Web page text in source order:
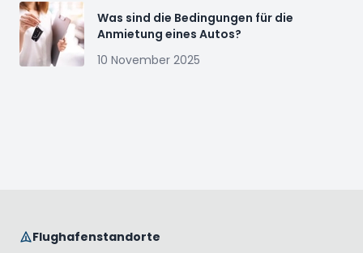
Was sind die Bedingungen für die
Anmietung eines Autos?
10 November 2025
Flughafenstandorte